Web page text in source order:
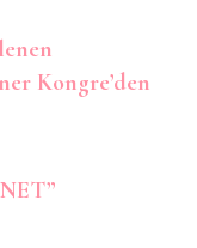
Kongre’den